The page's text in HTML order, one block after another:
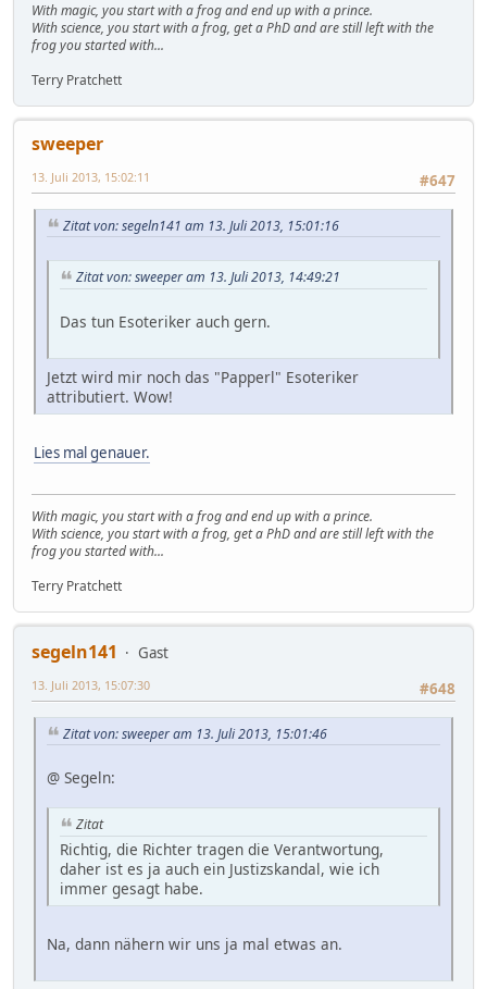
With magic, you start with a frog and end up with a prince.
With science, you start with a frog, get a PhD and are still left with the
frog you started with...
Terry Pratchett
sweeper
#647
13. Juli 2013, 15:02:11
Zitat von: segeln141 am 13. Juli 2013, 15:01:16
Zitat von: sweeper am 13. Juli 2013, 14:49:21
Das tun Esoteriker auch gern.
Jetzt wird mir noch das "Papperl" Esoteriker
attributiert. Wow!
Lies mal genauer.
With magic, you start with a frog and end up with a prince.
With science, you start with a frog, get a PhD and are still left with the
frog you started with...
Terry Pratchett
segeln141
Gast
#648
13. Juli 2013, 15:07:30
Zitat von: sweeper am 13. Juli 2013, 15:01:46
@ Segeln:
Zitat
Richtig, die Richter tragen die Verantwortung,
daher ist es ja auch ein Justizskandal, wie ich
immer gesagt habe.
Na, dann nähern wir uns ja mal etwas an.